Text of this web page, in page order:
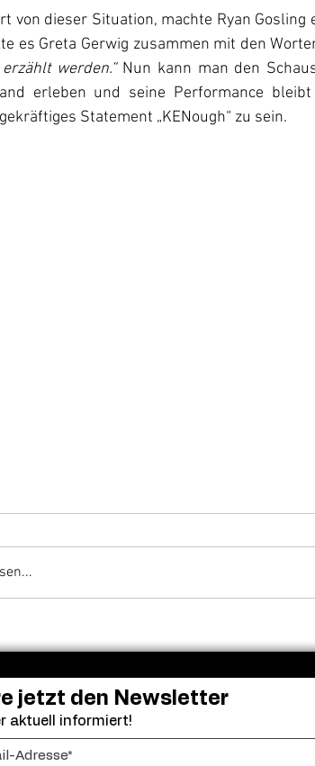
von dieser Situation, machte Ryan
es Greta Gerwig zusammen mit den
werden.“ Nun kann man den
erleben und seine Performance
Statement „KENough“ zu sein.
zeichnet
„Die Odyssee“
jetzt den Newsletter
aktuell informiert!